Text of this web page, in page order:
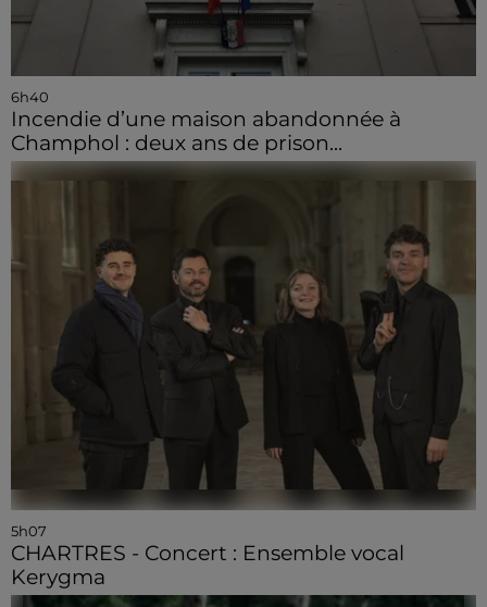
6h40
Incendie d’une maison abandonnée à
Champhol : deux ans de prison...
5h07
CHARTRES - Concert : Ensemble vocal
Kerygma